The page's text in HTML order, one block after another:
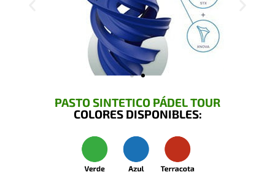
PASTO SINTETICO PÁDEL TOUR
COLORES DISPONIBLES: